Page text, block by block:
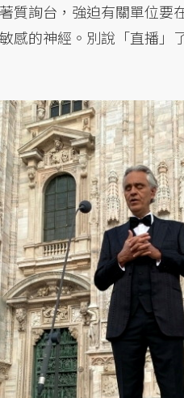
質詢台，強迫有關單位要
感的神經。別說「直播」